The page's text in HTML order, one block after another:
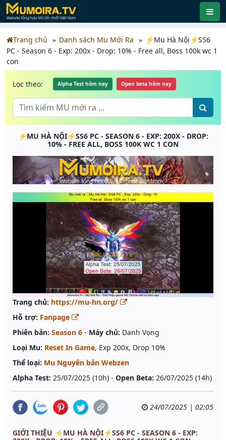
Trang chủ Danh sách Mu Mới Ra
⚡Mu Hà Nội⚡SS6
PC - Season 6 - Exp: 200x - Drop: 10% - Free all, Boss 100k wc 1
con
Lọc theo: Alpha Test hôm nay Open beta hôm nay
⚡MU HÀ NỘI⚡SS6 PC - SEASON 6 - EXP: 200X - DROP:
10% - FREE ALL, BOSS 100K WC 1 CON
Trang chủ: https://mu-hn.org/
Hỗ trợ: Fanpage
Phiên bản: Season 6 - Máy chủ: Danh Vọng
Loại Mu: Reset In Game, Exp 200x, Drop 10%
Thể loại: Mu Nguyên bản Webzen
Alpha Test: 25/07/2025 (10h) - Open Beta: 26/07/2025 (14h)
24/07/2025 | 02:05
GIỚI THIỆU ⚡MU HÀ NỘI⚡SS6 PC - SEASON 6 - EXP: